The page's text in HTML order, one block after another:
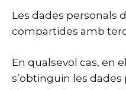
Les dades personals
compartides amb
En qualsevol cas, en
s’obtinguin les dades